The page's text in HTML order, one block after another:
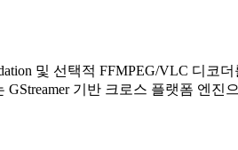
및 선택적 FFMPEG/VLC 디
기반 크로스 플랫폼 엔진